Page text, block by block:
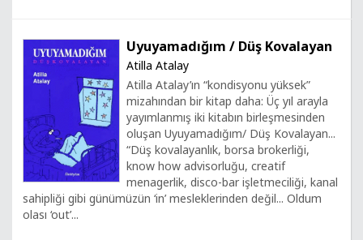
Uyuyamadığım / Düş Kovalayan
Atilla Atalay
Atilla Atalay’ın “kondisyonu yüksek”
mizahından bir kitap daha: Üç yıl arayla
yayımlanmış iki kitabın birleşmesinden
oluşan Uyuyamadığım/ Düş Kovalayan...
“Düş kovalayanlık, borsa brokerliği,
know how advisorluğu, creatif
menagerlik, disco-bar işletmeciliği, kanal
sahipliği gibi günümüzün ‘in’ mesleklerinden değil... Oldum
olası ‘out’...